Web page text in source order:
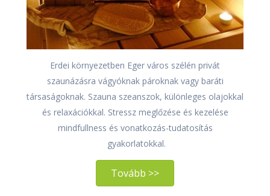
Erdei környezetben Eger város szélén privát
szaunázásra vágyóknak pároknak vagy baráti
társaságoknak. Szauna szeanszok, különleges olajokkal
és relaxációkkal. Stressz meglőzése és kezelése
mindfullness és vonatkozás-tudatosítás
gyakorlatokkal.
Tovább >>